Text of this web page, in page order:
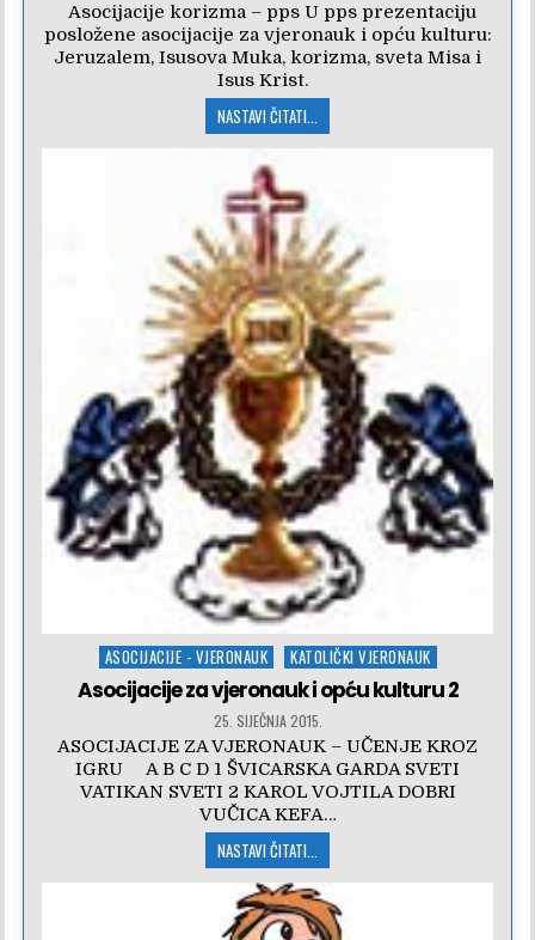
Asocijacije korizma – pps U pps prezentaciju
posložene asocijacije za vjeronauk i opću kulturu:
Jeruzalem, Isusova Muka, korizma, sveta Misa i
Isus Krist.
NASTAVI ČITATI...
Posted
ASOCIJACIJE - VJERONAUK KATOLIČKI VJERONAUK
Asocijacije za vjeronauk i opću kulturu 2
25. SIJEČNJA 2015.
ASOCIJACIJE ZA VJERONAUK – UČENJE KROZ
IGRU A B C D 1 ŠVICARSKA GARDA SVETI
VATIKAN SVETI 2 KAROL VOJTILA DOBRI
VUČICA KEFA…
NASTAVI ČITATI...